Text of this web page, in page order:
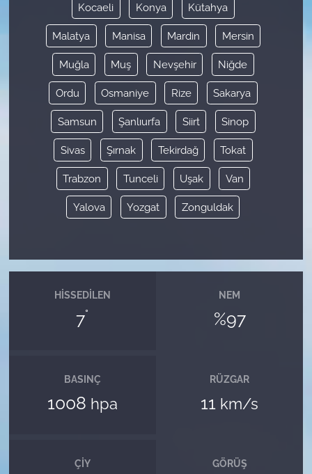
Kocaeli Konya Kütahya
Malatya Manisa Mardin Mersin
Muğla Muş Nevşehir Niğde
Ordu Osmaniye Rize Sakarya
Samsun Şanlıurfa Siirt Sinop
Sivas Şırnak Tekirdağ Tokat
Trabzon Tunceli Uşak Van
Yalova Yozgat Zonguldak
HISSEDILEN
7°
NEM
%97
BASINÇ
1008 hpa
RÜZGAR
11 km/s
ÇIY GÖRÜŞ